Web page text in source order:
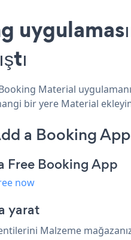
Material
bir yere Material
a Booking
Free Booking App
now
yarat
Malzeme